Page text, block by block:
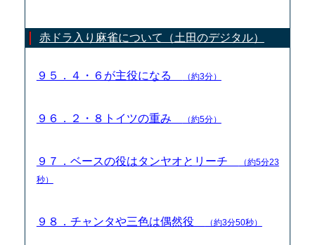
赤ドラ入り麻雀について（土田のデジタル）
９５．４・６が主役になる （約3分）
９６．２・８トイツの重み （約5分）
９７．ベースの役はタンヤオとリーチ
（約5分23
秒）
９８．チャンタや三色は偶然役 （約3分50秒）